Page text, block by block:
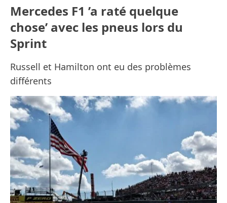
Mercedes F1 ’a raté quelque
chose’ avec les pneus lors du
Sprint
Russell et Hamilton ont eu des problèmes
différents